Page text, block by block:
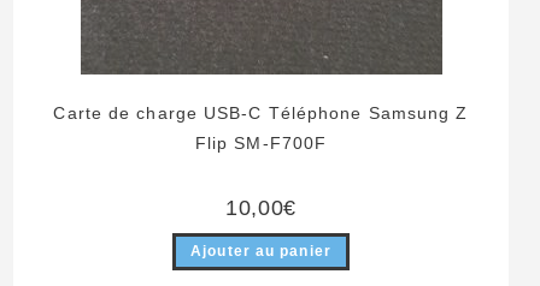
Carte de charge USB-C Téléphone Samsung Z
Flip SM-F700F
10,00€
Ajouter au panier